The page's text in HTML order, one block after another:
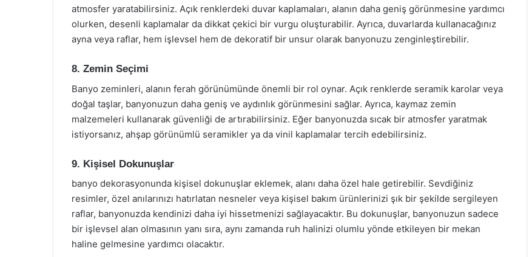
atmosfer yaratabilirsiniz. Açık renklerdeki duvar kaplamaları, alanın daha geniş görünmesine yardımcı
olurken, desenli kaplamalar da dikkat çekici bir vurgu oluşturabilir. Ayrıca, duvarlarda kullanacağınız
ayna veya raflar, hem işlevsel hem de dekoratif bir unsur olarak banyonuzu zenginleştirebilir.
8. Zemin Seçimi
Banyo zeminleri, alanın ferah görünümünde önemli bir rol oynar. Açık renklerde seramik karolar veya
doğal taşlar, banyonuzun daha geniş ve aydınlık görünmesini sağlar. Ayrıca, kaymaz zemin
malzemeleri kullanarak güvenliği de artırabilirsiniz. Eğer banyonuzda sıcak bir atmosfer yaratmak
istiyorsanız, ahşap görünümlü seramikler ya da vinil kaplamalar tercih edebilirsiniz.
9. Kişisel Dokunuşlar
banyo dekorasyonunda kişisel dokunuşlar eklemek, alanı daha özel hale getirebilir. Sevdiğiniz
resimler, özel anılarınızı hatırlatan nesneler veya kişisel bakım ürünlerinizi şık bir şekilde sergileyen
raflar, banyonuzda kendinizi daha iyi hissetmenizi sağlayacaktır. Bu dokunuşlar, banyonuzun sadece
bir işlevsel alan olmasının yanı sıra, aynı zamanda ruh halinizi olumlu yönde etkileyen bir mekan
haline gelmesine yardımcı olacaktır.